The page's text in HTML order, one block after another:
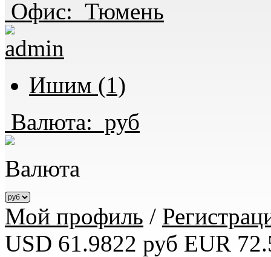
Офис: Тюмень
Ишим (1)
Валюта: руб
Валюта
Мой профиль /
USD 61.9822 руб EUR